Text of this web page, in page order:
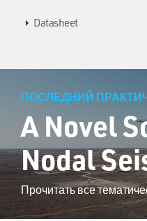
Datasheet
ПОСЛЕДНИЙ
A Novel
Nodal
Прочитать все